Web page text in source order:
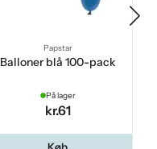
Papstar
Balloner blå 100-pack
På lager
kr.61